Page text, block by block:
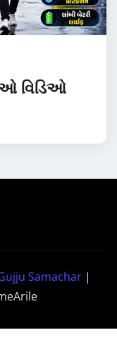
વિડિઓ
Samachar |